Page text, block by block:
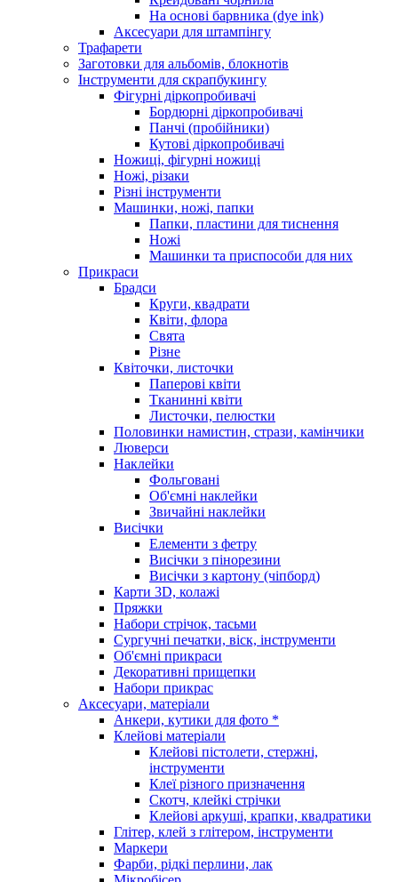
На основі барвника (dye ink)
Аксесуари для штампінгу
Трафарети
Заготовки для альбомів, блокнотів
Інструменти для скрапбукингу
Фігурні діркопробивачі
Бордюрні діркопробивачі
Панчі (пробійники)
Кутові діркопробивачі
Ножиці, фігурні ножиці
Ножі, різаки
Різні інструменти
Машинки, ножі, папки
Папки, пластини для тиснення
Ножі
Машинки та приспособи для них
Прикраси
Брадси
Круги, квадрати
Квіти, флора
Свята
Різне
Квіточки, листочки
Паперові квіти
Тканинні квіти
Листочки, пелюстки
Половинки намистин, стрази, камінчики
Люверси
Наклейки
Фольговані
Об'ємні наклейки
Звичайні наклейки
Висічки
Елементи з фетру
Висічки з пінорезини
Висічки з картону (чіпборд)
Карти 3D, колажі
Пряжки
Набори стрічок, тасьми
Сургучні печатки, віск, інструменти
Об'ємні прикраси
Декоративні прищепки
Набори прикрас
Аксесуари, матеріали
Анкери, кутики для фото *
Клейові матеріали
Клейові пістолети, стержні,
інструменти
Клеї різного призначення
Скотч, клейкі стрічки
Клейові аркуші, крапки, квадратики
Глітер, клей з глітером, інструменти
Маркери
Фарби, рідкі перлини, лак